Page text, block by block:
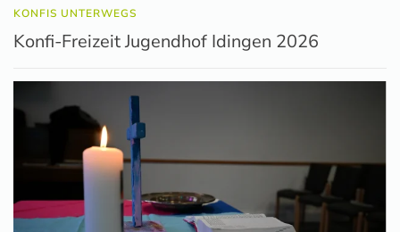
KONFIS UNTERWEGS
Konfi-Freizeit Jugendhof Idingen 2026